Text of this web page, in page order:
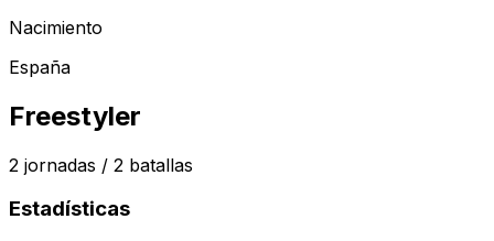
Nacimiento
España
Freestyler
2 jornadas / 2 batallas
Estadísticas